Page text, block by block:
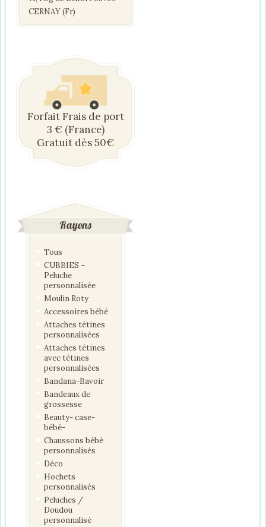
CERNAY (Fr)
Forfait Frais de port
3 € (France)
Gratuit dès 50€
Rayons
Tous
CUBBIES –
Peluche
personnalisée
Moulin Roty
Accessoires bébé
Attaches tétines
personnalisées
Attaches tétines
avec tétines
personnalisées
Bandana-Bavoir
Bandeaux de
grossesse
Beauty- case-
bébé-
Chaussons bébé
personnalisés
Déco
Hochets
personnalisés
Peluches /
Doudou
personnalisé